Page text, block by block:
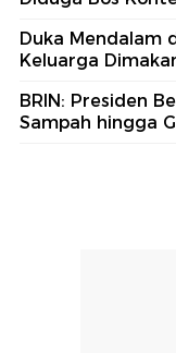
Duka Mendalam
Keluarga
BRIN: Presiden
Sampah hingga